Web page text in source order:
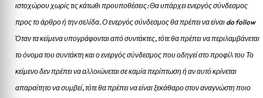
ιστοχώρου χωρίς τις κάτωθι προυποθέσεις: Θα υπάρχει ενεργός σύνδεσμος
προς το άρθρο ή την σελίδα.Ο ενεργός σύνδεσμος θα πρέπει να είναι do follow
Όταν τα κείμενα υπογράφονται από συντάκτες, τότε θα πρέπει να περιλαμβάνεται
το όνομα του συντάκτη και ο ενεργός σύνδεσμος που οδηγεί στο προφίλ του Το
κείμενο δεν πρέπει να αλλοιώνεται σε καμία περίπτωση ή αν αυτό κρίνεται
απαραίτητο να συμβεί, τότε θα πρέπει να είναι ξεκάθαρο στον αναγνώστη ποιο